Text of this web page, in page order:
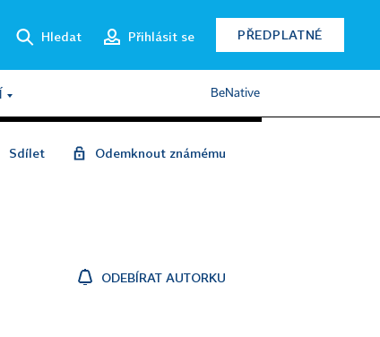
Hledat Přihlásit se PŘEDPLATNÉ
BeNative
Sdílet Odemknout známému
ODEBÍRAT AUTORKU